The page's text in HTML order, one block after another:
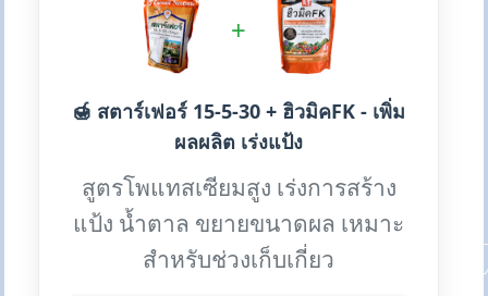
+
🍯 สตาร์เฟอร์ 15-5-30 + ฮิวมิคFK - เพิ่ม
ผลผลิต เร่งแป้ง
สูตรโพแทสเซียมสูง เร่งการสร้าง
แป้ง น้ำตาล ขยายขนาดผล เหมาะ
สำหรับช่วงเก็บเกี่ยว